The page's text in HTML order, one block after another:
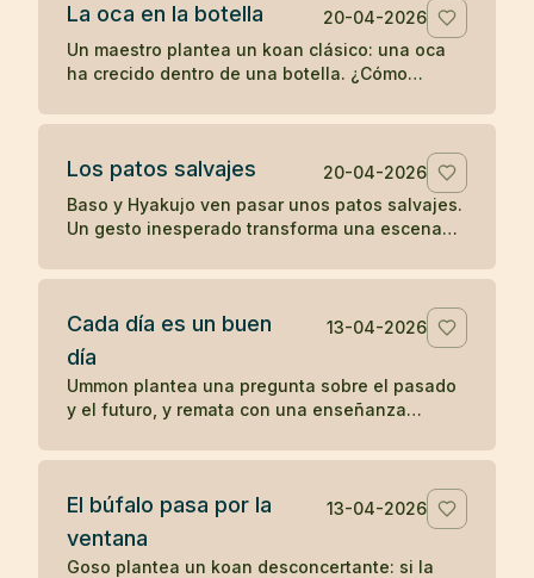
La oca en la botella
20-04-2026
Un maestro plantea un koan clásico: una oca
ha crecido dentro de una botella. ¿Cómo
Los patos salvajes
20-04-2026
Baso y Hyakujo ven pasar unos patos salvajes.
Un gesto inesperado transforma una escena
percepción.
Cada día es un buen
día
13-04-2026
Ummon plantea una pregunta sobre el pasado
y el futuro, y remata con una enseñanza
El búfalo pasa por la
ventana
13-04-2026
Goso plantea un koan desconcertante: si la